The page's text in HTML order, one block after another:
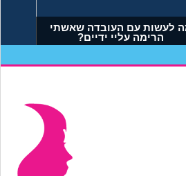
עליי להתחתן
כל אחת שיש לה
לעשות?